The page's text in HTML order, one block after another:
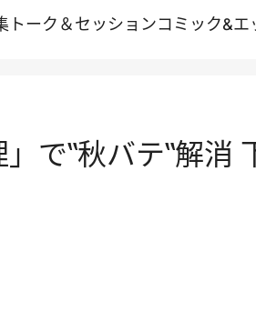
トーク＆セッションコミック&エ
で‟秋バテ‟解消